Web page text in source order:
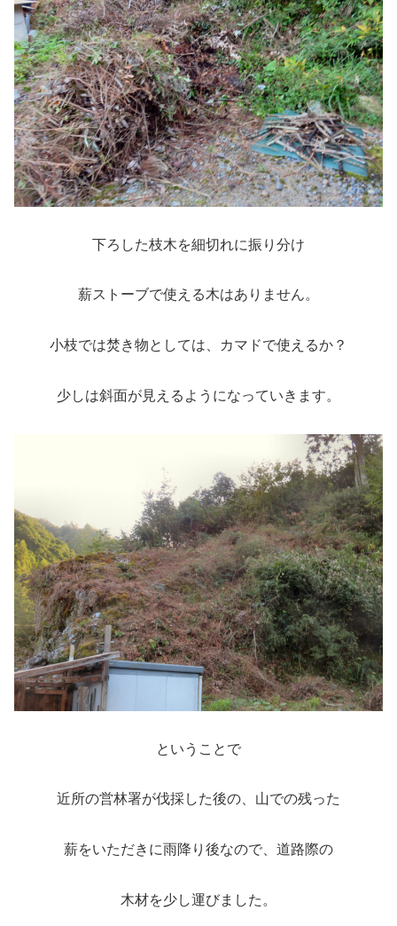
下ろした枝木を細切れに振り分け
薪ストーブで使える木はありません。
小枝では焚き物としては、カマドで使えるか？
少しは斜面が見えるようになっていきます。
ということで
近所の営林署が伐採した後の、山での残った
薪をいただきに雨降り後なので、道路際の
木材を少し運びました。